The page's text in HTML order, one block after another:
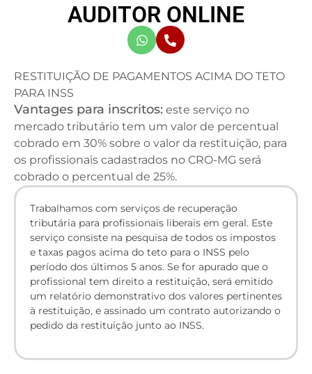
AUDITOR ONLINE
RESTITUIÇÃO DE PAGAMENTOS ACIMA DO TETO
PARA INSS
Vantages para inscritos: este serviço no
mercado tributário tem um valor de percentual
cobrado em 30% sobre o valor da restituição, para
os profissionais cadastrados no CRO-MG será
cobrado o percentual de 25%.
Trabalhamos com serviços de recuperação
tributária para profissionais liberais em geral. Este
serviço consiste na pesquisa de todos os impostos
e taxas pagos acima do teto para o INSS pelo
período dos últimos 5 anos. Se for apurado que o
profissional tem direito a restituição, será emitido
um relatório demonstrativo dos valores pertinentes
à restituição, e assinado um contrato autorizando o
pedido da restituição junto ao INSS.